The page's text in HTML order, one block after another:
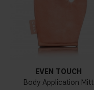
EVEN TOUCH
Body Application Mitt